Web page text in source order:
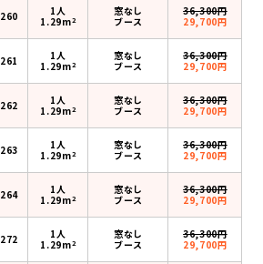
260
1人
1.29m2
窓なし
ブース
36,300円
29,700円
261
1人
1.29m2
窓なし
ブース
36,300円
29,700円
262
1人
1.29m2
窓なし
ブース
36,300円
29,700円
263
1人
1.29m2
窓なし
ブース
36,300円
29,700円
264
1人
1.29m2
窓なし
ブース
36,300円
29,700円
272
1人
1.29m2
窓なし
ブース
36,300円
29,700円